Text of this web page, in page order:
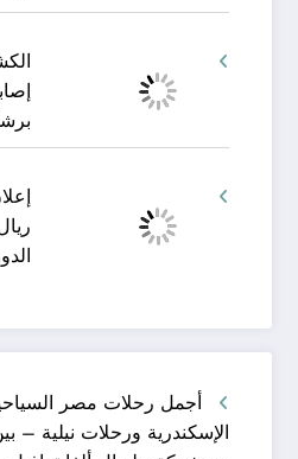
أجمل رحلات مصر
الإسكندرية ورحلات نيلية –